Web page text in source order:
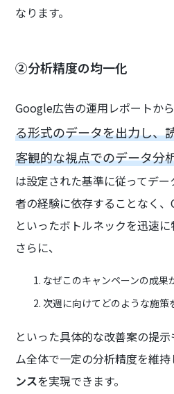
なります。
②分析精度の均一化
Google広告の運用レポートか
る形式のデータを出力し、
客観的な視点でのデータ分
は設定された基準に従ってデ
者の経験に依存することなく、
といったボトルネックを迅速に
さらに、
なぜこのキャンペーンの成果
次週に向けてどのような施策
といった具体的な改善案の提
ム全体で一定の分析精度を維
ンスを実現できます。